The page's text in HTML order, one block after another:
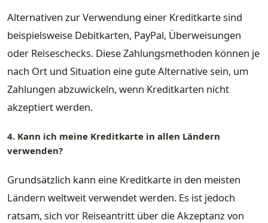
Alternativen zur Verwendung einer Kreditkarte sind
beispielsweise Debitkarten, PayPal, Überweisungen
oder Reiseschecks. Diese Zahlungsmethoden können je
nach Ort und Situation eine gute Alternative sein, um
Zahlungen abzuwickeln, wenn Kreditkarten nicht
akzeptiert werden.
4. Kann ich meine Kreditkarte in allen Ländern
verwenden?
Grundsätzlich kann eine Kreditkarte in den meisten
Ländern weltweit verwendet werden. Es ist jedoch
ratsam, sich vor Reiseantritt über die Akzeptanz von